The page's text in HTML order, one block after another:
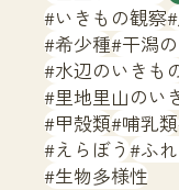
いきもの観察
希少種 干潟
水辺のいきも
里地里山のい
甲殻類 哺乳類
えらぼう ふ
生物多様性